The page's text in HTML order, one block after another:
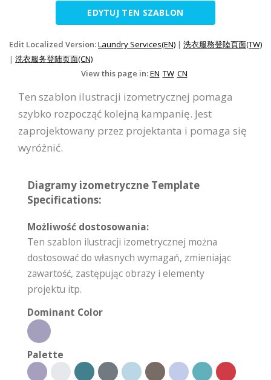
EDYTUJ TEN SZABLON
Edit Localized Version:Laundry Services(EN) | 洗衣服務登陸頁面(TW)
| 洗衣服务登陆页面(CN)
View this page in:EN TW CN
Ten szablon ilustracji izometrycznej pomaga
szybko rozpocząć kolejną kampanię. Jest
zaprojektowany przez projektanta i pomaga się
wyróżnić.
Diagramy izometryczne Template
Specifications:
Możliwość dostosowania:
Ten szablon ilustracji izometrycznej można
dostosować do własnych wymagań, zmieniając
zawartość, zastępując obrazy i elementy
projektu itp.
Dominant Color
Palette